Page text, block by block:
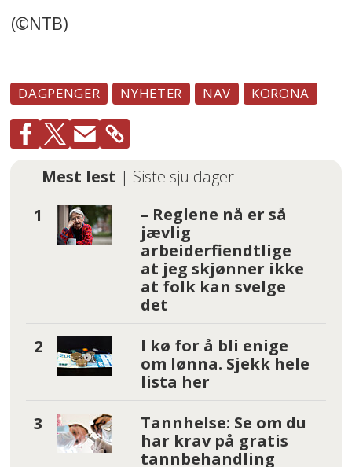
(©NTB)
DAGPENGER NYHETER NAV KORONA
Mest lest | Siste sju dager
– Reglene nå er så
jævlig
arbeiderfiendtlige
at jeg skjønner ikke
at folk kan svelge
det
I kø for å bli enige
om lønna. Sjekk hele
lista her
Tannhelse: Se om du
har krav på gratis
tannbehandling